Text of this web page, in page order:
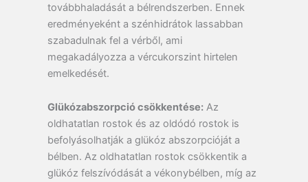
továbbhaladását a bélrendszerben. Ennek
eredményeként a szénhidrátok lassabban
szabadulnak fel a vérből, ami
megakadályozza a vércukorszint hirtelen
emelkedését.
Glükózabszorpció csökkentése:Az
oldhatatlan rostok és az oldódó rostok is
befolyásolhatják a glükóz abszorpcióját a
bélben. Az oldhatatlan rostok csökkentik a
glükóz felszívódását a vékonybélben, míg az